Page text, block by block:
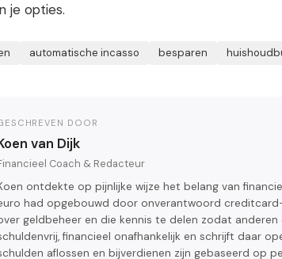
je opties.
automatische incasso besparen
DOOR
van Dijk
Coach & Redacteur
ontdekte op pijnlijke wijze het belang van
had opgebouwd door onverantwoord
geldbeheer en die kennis te delen zodat
financieel onafhankelijk en schrijft daar
aflossen en bijverdienen zijn gebaseerd op